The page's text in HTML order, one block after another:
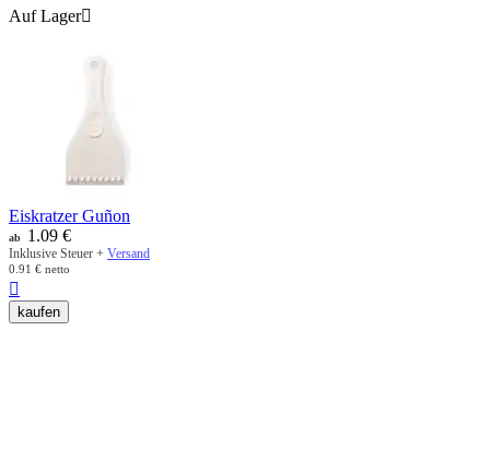
Auf Lager
Eiskratzer Guñon
ab 1.09 €
Inklusive Steuer + Versand
0.91 € netto

kaufen